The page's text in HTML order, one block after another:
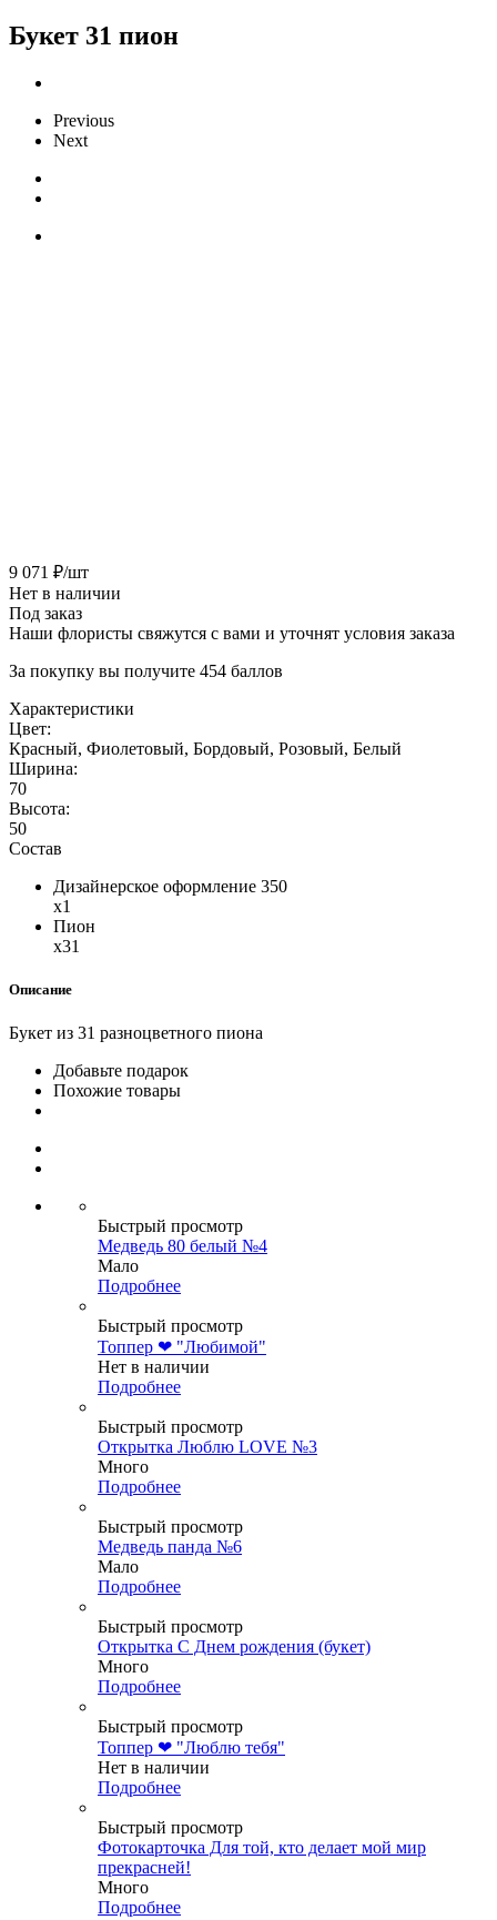
Букет 31 пион
Previous
Next
9 071 ₽/шт
Нет в наличии
Под заказ
Наши флористы свяжутся с вами и уточнят условия заказа
За покупку вы получите 454 баллов
Характеристики
Цвет:
Красный, Фиолетовый, Бордовый, Розовый, Белый
Ширина:
70
Высота:
50
Состав
Дизайнерское оформление 350
x1
Пион
x31
Описание
Букет из 31 разноцветного пиона
Добавьте подарок
Похожие товары
Быстрый просмотр
Медведь 80 белый №4
Мало
Подробнее
Быстрый просмотр
Топпер ❤ "Любимой"
Нет в наличии
Подробнее
Быстрый просмотр
Открытка Люблю LOVE №3
Много
Подробнее
Быстрый просмотр
Медведь панда №6
Мало
Подробнее
Быстрый просмотр
Открытка С Днем рождения (букет)
Много
Подробнее
Быстрый просмотр
Топпер ❤ "Люблю тебя"
Нет в наличии
Подробнее
Быстрый просмотр
Фотокарточка Для той, кто делает мой мир
прекрасней!
Много
Подробнее